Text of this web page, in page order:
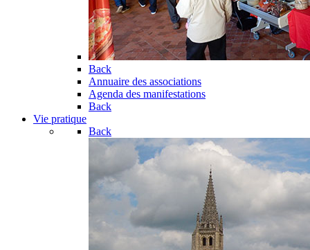
Back
Annuaire des associations
Agenda des manifestations
Back
Vie pratique
Back